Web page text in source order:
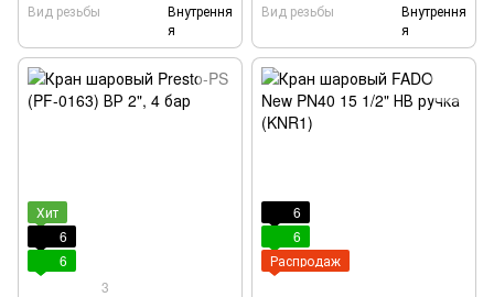
Вид резьбы
Внутрення
я
Вид резьбы
Внутрення
я
Хит
6
6
3
6
6
Распродаж